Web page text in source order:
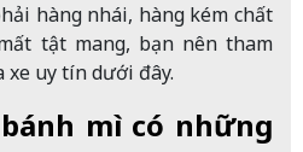
hàng nhái, hàng kém chất
tật mang, bạn nên tham
xe uy tín dưới đây.
mì có những